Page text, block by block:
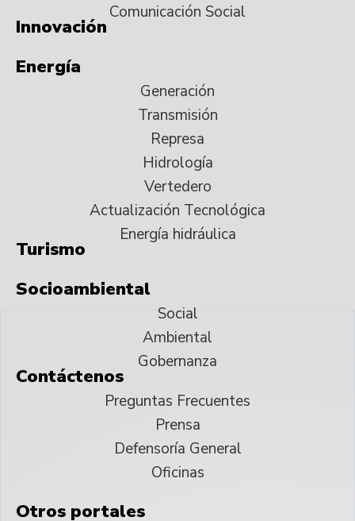
Comunicación Social
Innovación
Energía
Generación
Transmisión
Represa
Hidrología
Vertedero
Actualización Tecnológica
Energía hidráulica
Turismo
Socioambiental
Social
Ambiental
Gobernanza
Contáctenos
Preguntas Frecuentes
Prensa
Defensoría General
Oficinas
Otros portales